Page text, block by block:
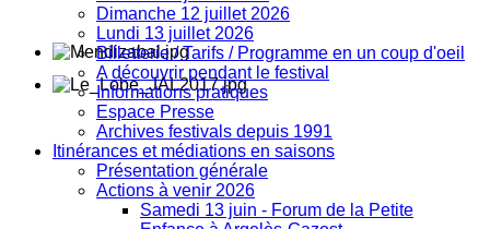
Dimanche 12 juillet 2026
Lundi 13 juillet 2026
Billetterie / Tarifs / Programme en un coup d'oeil
A découvrir pendant le festival
Informations pratiques
Espace Presse
Archives festivals depuis 1991
Itinérances et médiations en saisons
Présentation générale
Actions à venir 2026
Samedi 13 juin - Forum de la Petite